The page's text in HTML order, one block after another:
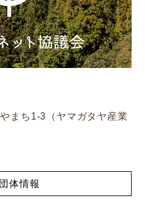
まち1-3（ヤマガタヤ産業
体情報